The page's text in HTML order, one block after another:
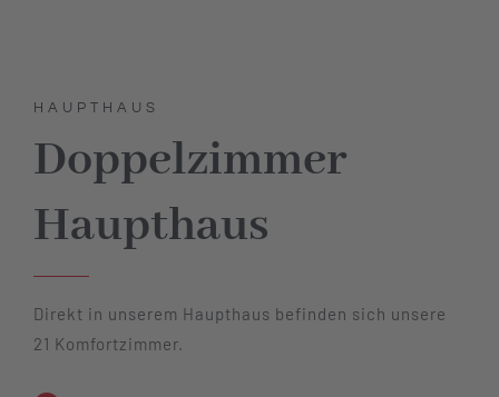
HAUPTHAUS
Doppelzimmer
Haupthaus
Direkt in unserem Haupthaus befinden sich unsere
21 Komfortzimmer.